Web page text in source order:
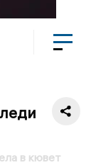
в кювет